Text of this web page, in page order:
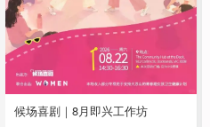
候场喜剧｜8月即兴工作坊